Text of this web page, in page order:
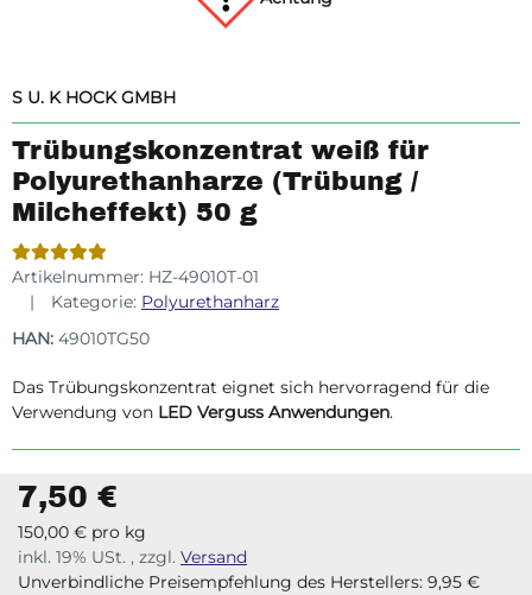
S U. K HOCK GMBH
Trübungskonzentrat weiß für
Polyurethanharze (Trübung /
Milcheffekt) 50 g
Artikelnummer: HZ-49010T-01
Kategorie: Polyurethanharz
HAN: 49010TG50
Das Trübungskonzentrat eignet sich hervorragend für die
Verwendung von LED Verguss Anwendungen.
7,50 €
150,00 € pro kg
inkl. 19% USt. , zzgl. Versand
Unverbindliche Preisempfehlung des Herstellers: 9,95 €